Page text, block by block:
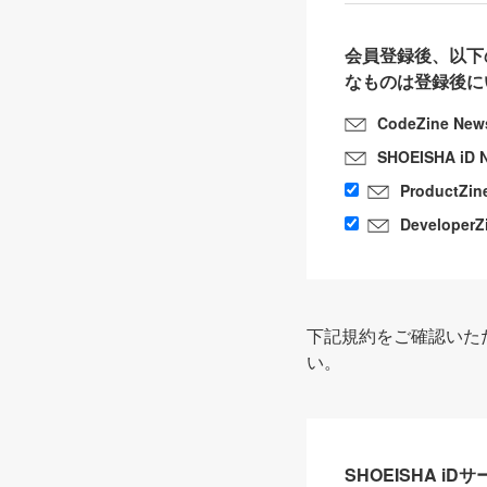
会員登録後、以
なものは登録後
CodeZine
SHOEISHA iD
下記規約をご確認い
い。
SHOEISHA iDサ